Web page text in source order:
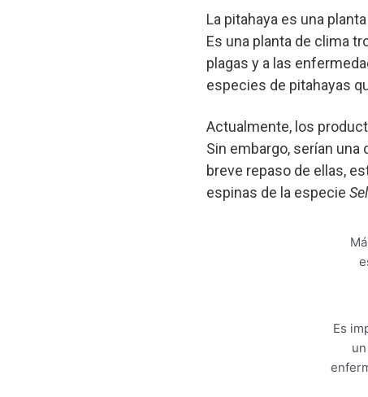
La pitahaya es una
Es una planta de clima
plagas y a las
especies de pitahayas
Actualmente, los
Sin embargo, serían
breve repaso de ellas,
espinas de la especie
Es